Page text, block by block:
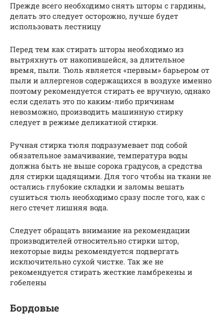
Прежде всего необходимо снять шторы с гардины,
делать это следует осторожно, лучше будет
использовать лестницу
Перед тем как стирать шторы необходимо из
вытряхнуть от накопившейся, за длительное
время, пыли. Тюль является «первым» барьером от
пыли и аллергенов содержащихся в воздухе именно
поэтому рекомендуется стирать ее вручную, однако
если сделать это по каким-либо причинам
невозможно, производить машинную стирку
следует в режиме деликатной стирки.
Ручная стирка тюля подразумевает под собой
обязательное замачивание, температура воды
должна быть не выше сорока градусов, а средства
для стирки щадящими. Для того чтобы на ткани не
остались глубокие складки и заломы вешать
сушиться тюль необходимо сразу после того, как с
него стечет лишняя вода.
Следует обращать внимание на рекомендации
производителей относительно стирки штор,
некоторые виды рекомендуется подвергать
исключительно сухой чистке. Так же не
рекомендуется стирать жесткие ламбрекены и
гобелены
Бордовые